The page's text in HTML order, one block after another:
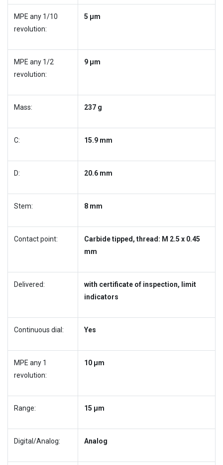
MPE any 1/10
revolution:
5 µm
MPE any 1/2
revolution:
9 µm
Mass: 237 g
C: 15.9 mm
D: 20.6 mm
Stem: 8 mm
Contact point:
Carbide tipped, thread: M 2.5 x 0.45
mm
Delivered:
with certificate of inspection, limit
indicators
Continuous dial: Yes
MPE any 1
revolution:
10 µm
Range: 15 µm
Digital/Analog: Analog